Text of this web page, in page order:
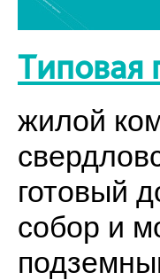
Типовая
жилой
готовый
собор и